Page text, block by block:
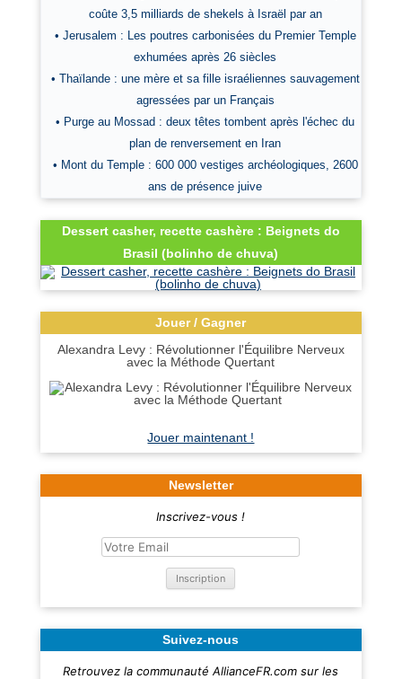
coûte 3,5 milliards de shekels à Israël par an
• Jerusalem : Les poutres carbonisées du Premier Temple
exhumées après 26 siècles
• Thaïlande : une mère et sa fille israéliennes sauvagement
agressées par un Français
• Purge au Mossad : deux têtes tombent après l'échec du
plan de renversement en Iran
• Mont du Temple : 600 000 vestiges archéologiques, 2600
ans de présence juive
Dessert casher, recette cashère : Beignets do
Brasil (bolinho de chuva)
Jouer / Gagner
Alexandra Levy : Révolutionner l'Équilibre Nerveux
avec la Méthode Quertant
Jouer maintenant !
Newsletter
Inscrivez-vous !
Suivez-nous
Retrouvez la communauté AllianceFR.com sur les